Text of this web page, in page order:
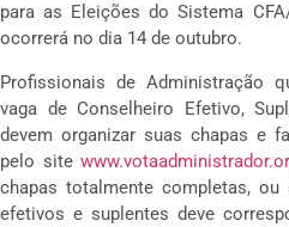
para as Eleições do Sistema
ocorrerá no dia 14 de outubro.
Profissionais de Administração
vaga de Conselheiro Efetivo,
devem organizar suas chapas e
pelo site
chapas totalmente completas,
efetivos e suplentes deve